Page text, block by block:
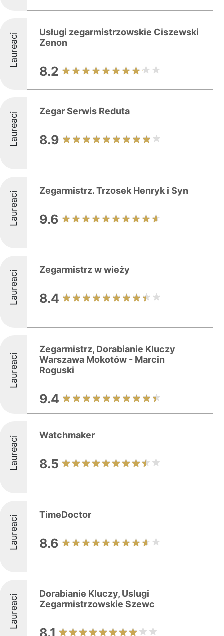
Laureaci
Usługi zegarmistrzowskie Ciszewski
Zenon
8.2
Laureaci Zegar Serwis Reduta
8.9
Laureaci Zegarmistrz. Trzosek Henryk i Syn
9.6
Laureaci Zegarmistrz w wieży
8.4
Laureaci
Zegarmistrz, Dorabianie Kluczy
Warszawa Mokotów - Marcin
Roguski
9.4
Laureaci Watchmaker
8.5
Laureaci TimeDoctor
8.6
Laureaci
Dorabianie Kluczy, Uslugi
Zegarmistrzowskie Szewc
8.1